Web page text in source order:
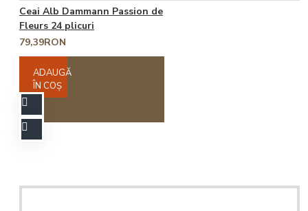
Ceai Alb Dammann Passion de
Fleurs 24 plicuri
79,39RON
ADAUGĂ
ÎN COŞ